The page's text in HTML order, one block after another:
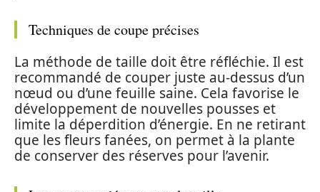
Techniques de coupe précises
La méthode de taille doit être réfléchie. Il est
recommandé de couper juste au-dessus d’un
nœud ou d’une feuille saine. Cela favorise le
développement de nouvelles pousses et
limite la déperdition d’énergie. En ne retirant
que les fleurs fanées, on permet à la plante
de conserver des réserves pour l’avenir.